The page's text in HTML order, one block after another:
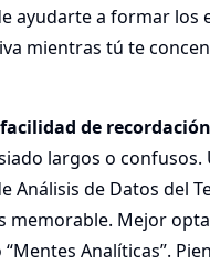
ayudarte a formar los
mientras tú te
de
largos o confusos.
Análisis de Datos del
memorable. Mejor
“Mentes Analíticas”.